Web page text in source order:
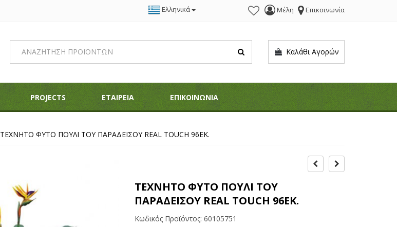
Ελληνικά Μέλη Επικοινωνία
Καλάθι Αγορών
PROJECTS ΕΤΑΙΡΕΙΑ ΕΠΙΚΟΙΝΩΝΙΑ
ΤΕΧΝΗΤΟ ΦΥΤΟ ΠΟΥΛΙ ΤΟΥ ΠΑΡΑΔΕΙΣΟΥ REAL TOUCH 96ΕΚ.
ΤΕΧΝΗΤΟ ΦΥΤΟ ΠΟΥΛΙ ΤΟΥ
ΠΑΡΑΔΕΙΣΟΥ REAL TOUCH 96ΕΚ.
Κωδικός Προϊόντος:60105751